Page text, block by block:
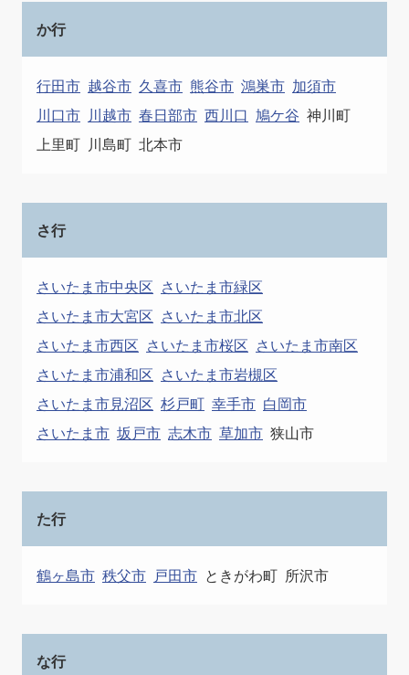
か行
行田市 越谷市 久喜市 熊谷市 鴻巣市 加須市
川口市 川越市 春日部市 西川口 鳩ケ谷 神川町
上里町 川島町 北本市
さ行
さいたま市中央区 さいたま市緑区
さいたま市大宮区 さいたま市北区
さいたま市西区 さいたま市桜区 さいたま市南区
さいたま市浦和区 さいたま市岩槻区
さいたま市見沼区 杉戸町 幸手市 白岡市
さいたま市 坂戸市 志木市 草加市 狭山市
た行
鶴ヶ島市 秩父市 戸田市 ときがわ町 所沢市
な行